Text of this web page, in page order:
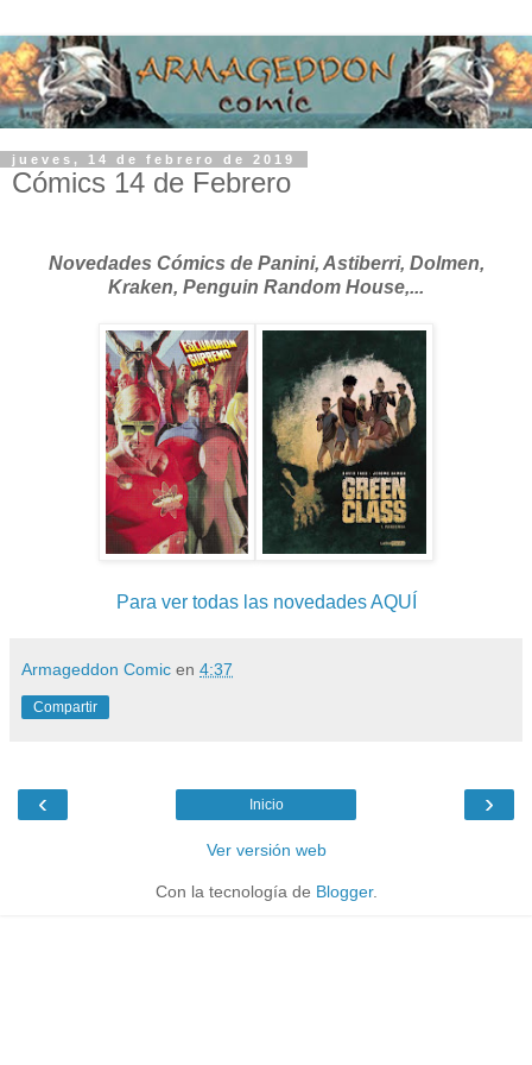
jueves, 14 de febrero de 2019
Cómics 14 de Febrero
Novedades Cómics de Panini, Astiberri, Dolmen,
Kraken, Penguin Random House,...
Para ver todas las novedades AQUÍ
Armageddon Comic en 4:37
Compartir
‹ ›
Inicio
Ver versión web
Con la tecnología de Blogger.